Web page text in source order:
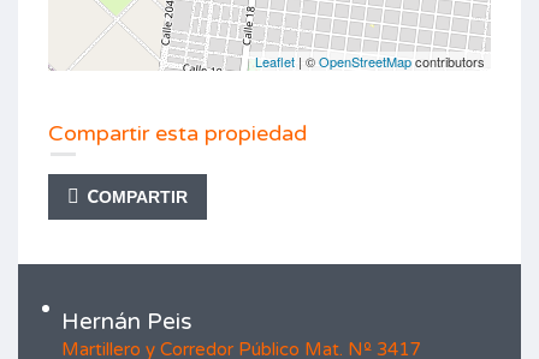
Leaflet | ©OpenStreetMapcontributors
Compartir esta propiedad
COMPARTIR
Hernán Peis
Martillero y Corredor Público Mat. Nº 3417